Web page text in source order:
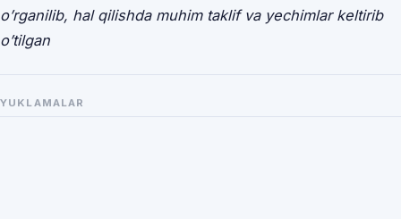
o’rganilib, hal qilishda muhim taklif va yechimlar keltirib
o’tilgan
YUKLAMALAR